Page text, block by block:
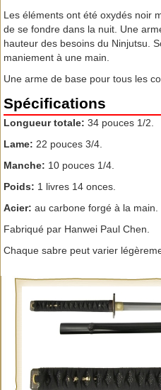
Les éléments ont été oxydés noir
de se fondre dans la nuit. Une
hauteur des besoins du Ninjutsu.
maniement à une main.
Une arme de base pour tous les
Spécifications
Longueur totale: 34 pouces 1/2.
Lame: 22 pouces 3/4.
Manche: 10 pouces 1/4.
Poids: 1 livres 14 onces.
Acier: au carbone forgé à la main.
Fabriqué par Hanwei Paul Chen.
Chaque sabre peut varier